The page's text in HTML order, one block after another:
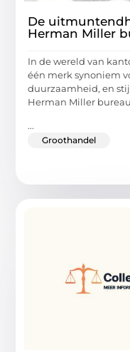
De
Herman Miller
In de wereld van
één merk synoniem
duurzaamheid, en
Herman Miller
...
Groothandel